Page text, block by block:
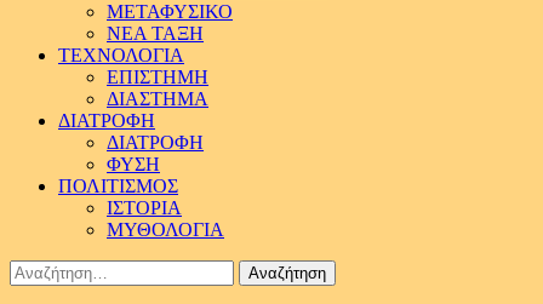
ΜΕΤΑΦΥΣΙΚΟ
ΝΕΑ ΤΑΞΗ
ΤΕΧΝΟΛΟΓΙΑ
ΕΠΙΣΤΗΜΗ
ΔΙΑΣΤΗΜΑ
ΔΙΑΤΡΟΦΗ
ΔΙΑΤΡΟΦΗ
ΦΥΣΗ
ΠΟΛΙΤΙΣΜΟΣ
ΙΣΤΟΡΙΑ
ΜΥΘΟΛΟΓΙΑ
Αναζήτηση
για: